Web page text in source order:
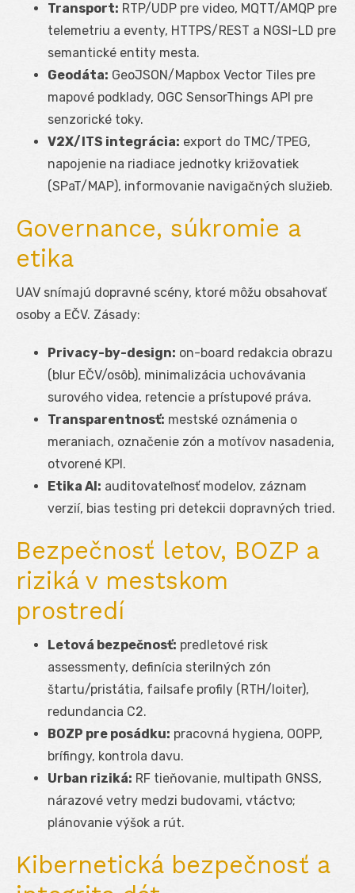
Transport: RTP/UDP pre video, MQTT/AMQP pre
telemetriu a eventy, HTTPS/REST a NGSI-LD pre
semantické entity mesta.
Geodáta: GeoJSON/Mapbox Vector Tiles pre
mapové podklady, OGC SensorThings API pre
senzorické toky.
V2X/ITS integrácia: export do TMC/TPEG,
napojenie na riadiace jednotky križovatiek
(SPaT/MAP), informovanie navigačných služieb.
Governance, súkromie a
etika
UAV snímajú dopravné scény, ktoré môžu obsahovať
osoby a EČV. Zásady:
Privacy-by-design: on-board redakcia obrazu
(blur EČV/osôb), minimalizácia uchovávania
surového videa, retencie a prístupové práva.
Transparentnosť: mestské oznámenia o
meraniach, označenie zón a motívov nasadenia,
otvorené KPI.
Etika AI: auditovateľnosť modelov, záznam
verzií, bias testing pri detekcii dopravných tried.
Bezpečnosť letov, BOZP a
riziká v mestskom
prostredí
Letová bezpečnosť: predletové risk
assessmenty, definícia sterilných zón
štartu/pristátia, failsafe profily (RTH/loiter),
redundancia C2.
BOZP pre posádku: pracovná hygiena, OOPP,
brífingy, kontrola davu.
Urban riziká: RF tieňovanie, multipath GNSS,
nárazové vetry medzi budovami, vtáctvo;
plánovanie výšok a rút.
Kibernetická bezpečnosť a